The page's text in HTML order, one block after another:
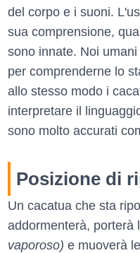
del corpo e i suoni.
sua comprensione,
sono innate. Noi
per comprenderne lo
allo stesso modo i
interpretare il
sono molto accurati
Posizione di
Un cacatua che sta
addormenterà, porterà
vaporoso) e muoverà